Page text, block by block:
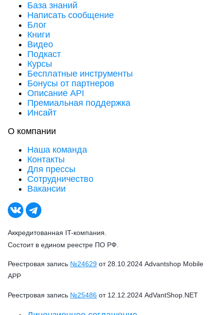
База знаний
Написать сообщение
Блог
Книги
Видео
Подкаст
Курсы
Бесплатные инструменты
Бонусы от партнеров
Описание API
Премиальная поддержка
Инсайт
О компании
Наша команда
Контакты
Для прессы
Сотрудничество
Вакансии
Аккредитованная IT-компания.
Состоит в едином реестре ПО РФ.
Реестровая запись №24629 от 28.10.2024 Advantshop Mobile
APP
Реестровая запись №25486 от 12.12.2024 AdVantShop.NET